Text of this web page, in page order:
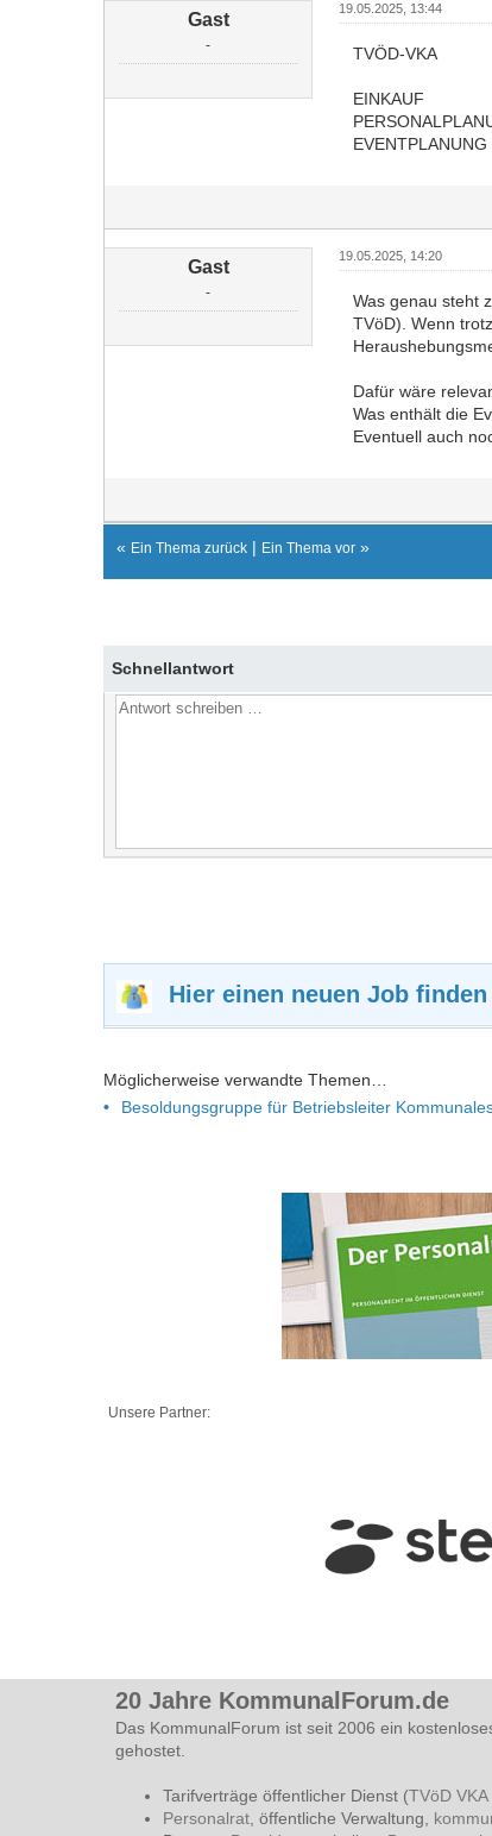
Gast
-
19.05.2025, 13:44
TVÖD-VKA
EINKAUF
EVENTPLANUNG
Gast
-
19.05.2025, 14:20
Was genau steht
TVöD). Wenn
Dafür wäre
Was enthält die
Eventuell auch
« Ein Thema zurück | Ein Thema vor »
Schnellantwort
Hier einen neuen Job finden
Möglicherweise verwandte Themen…
Besoldungsgruppe für Betriebsleiter
Unsere Partner:
20 Jahre KommunalForum.de
Das KommunalForum ist seit 2006 ein
gehostet.
Tarifverträge öffentlicher Dienst (TVöD
Personalrat , öffentliche Verwaltung,